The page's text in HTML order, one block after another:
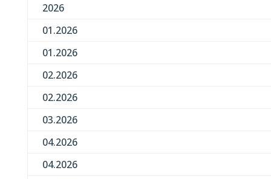
2026
01.2026
01.2026
02.2026
02.2026
03.2026
04.2026
04.2026